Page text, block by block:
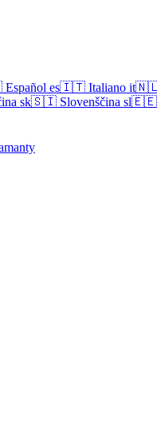
Español es🇮🇹 Italiano it
sk🇸🇮 Slovenščina sl🇪🇪